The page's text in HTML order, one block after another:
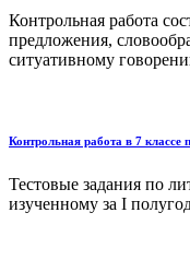
Контрольная работа
предложения,
ситуативному
Контрольная работа в 7 классе
Тестовые задания по
изученному за I